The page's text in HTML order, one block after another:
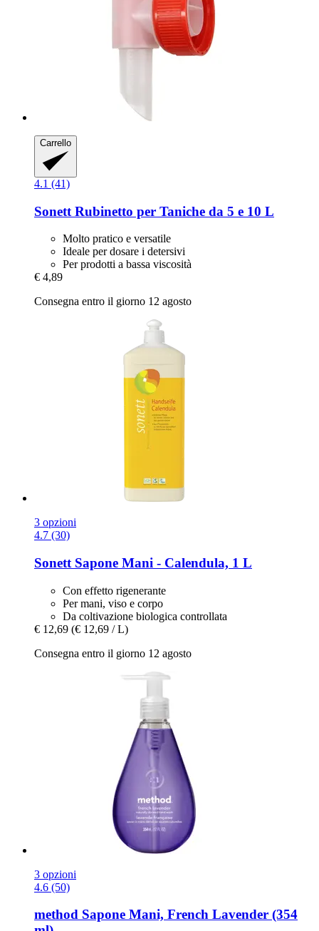
Carrello
4.1 (41)
Sonett Rubinetto per Taniche da 5 e 10 L
Molto pratico e versatile
Ideale per dosare i detersivi
Per prodotti a bassa viscosità
€ 4,89
Consegna entro il giorno 12 agosto
3 opzioni
4.7 (30)
Sonett Sapone Mani -​ Calendula, 1 L
Con effetto rigenerante
Per mani, viso e corpo
Da coltivazione biologica controllata
€ 12,69 (€ 12,69 / L)
Consegna entro il giorno 12 agosto
3 opzioni
4.6 (50)
method Sapone Mani, French Lavender (354